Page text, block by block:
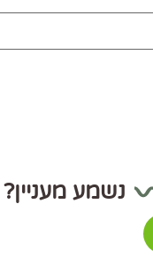
נשמע